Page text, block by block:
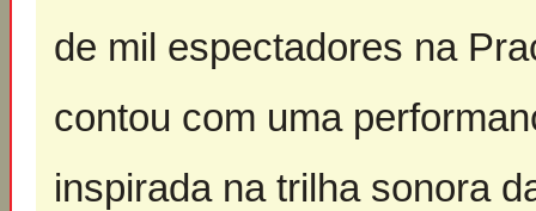
de mil espectadores na
contou com uma
inspirada na trilha sonora